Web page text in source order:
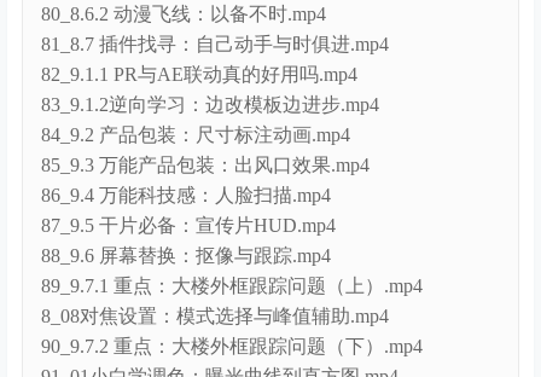
82_9.1.1 PR与AE联动真的好用吗.mp4
83_9.1.2逆向学习：边改模板边进步.mp4
84_9.2 产品包装：尺寸标注动画.mp4
85_9.3 万能产品包装：出风口效果.mp4
86_9.4 万能科技感：人脸扫描.mp4
87_9.5 干片必备：宣传片HUD.mp4
88_9.6 屏幕替换：抠像与跟踪.mp4
89_9.7.1 重点：大楼外框跟踪问题（上）.mp4
8_08对焦设置：模式选择与峰值辅助.mp4
90_9.7.2 重点：大楼外框跟踪问题（下）.mp4
91_01小白学调色：曝光曲线到直方图.mp4
92_02色彩科学：LUT使用与LOG理解.mp4